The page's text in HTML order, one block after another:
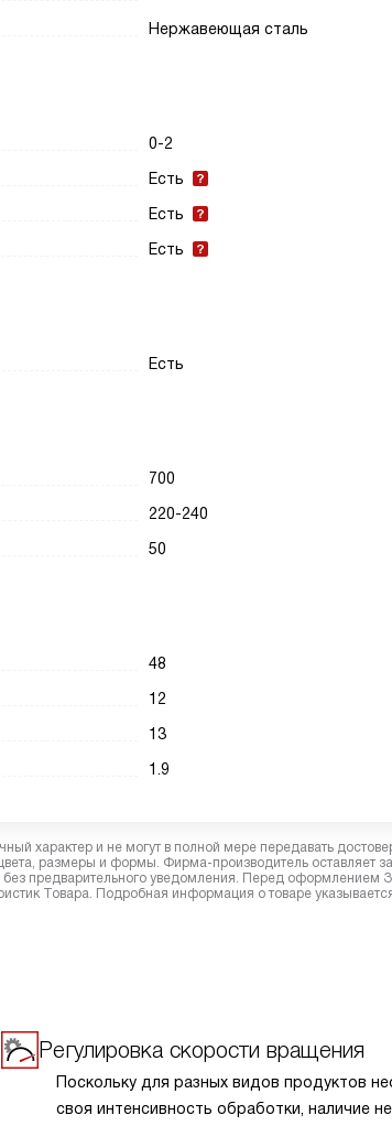
Нержавеющая сталь
0-2
Есть
Есть
Есть
Есть
700
220-240
50
48
12
13
1.9
характер и не могут в полной мере передавать
размеры и формы. Фирма-производитель оставляет
предварительного уведомления. Перед оформлением
Товара. Подробная информация о товаре
Регулировка скорости вращения
Поскольку для разных видов продуктов
своя интенсивность обработки, наличие